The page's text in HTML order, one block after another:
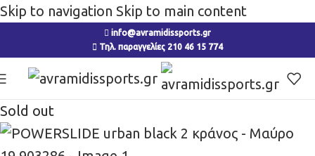
Skip to navigation Skip to main content
info@avramidissports.gr
Τηλ. παραγγελίες 210 46 15 774
Sold out